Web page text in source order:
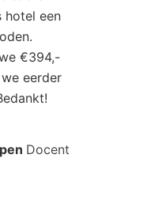
hotel een
€394,-
eerder
Docent